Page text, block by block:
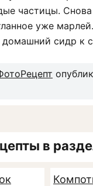
частицы.
уже
сидр к
в